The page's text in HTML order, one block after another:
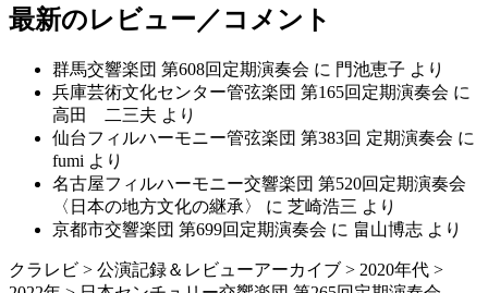
最新のレビュー／コメント
群馬交響楽団 第608回定期演奏会 に 門池恵子 より
兵庫芸術文化センター管弦楽団 第165回定期演奏会 に
高田 二三夫 より
仙台フィルハーモニー管弦楽団 第383回 定期演奏会 に
fumi より
名古屋フィルハーモニー交響楽団 第520回定期演奏会
〈日本の地方文化の継承〉
に 芝崎浩三 より
京都市交響楽団 第699回定期演奏会 に 畠山博志 より
クラレビ > 公演記録＆レビューアーカイブ > 2020年代 >